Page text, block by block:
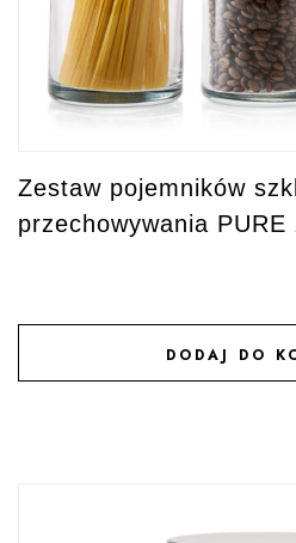
Zestaw pojemników
przechowywania
DODAJ DO
DODAJ DO